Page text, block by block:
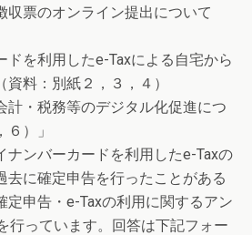
収票のオンライン提出について
ドを利用したe-Taxによる自宅から
料：別紙２，３，４）
計・税務等のデジタル化促進につ
）」
ナンバーカードを利用したe-Taxの
去に確定申告を行ったことがある
定申告・e-Taxの利用に関するアン
行っています。回答は下記フォー